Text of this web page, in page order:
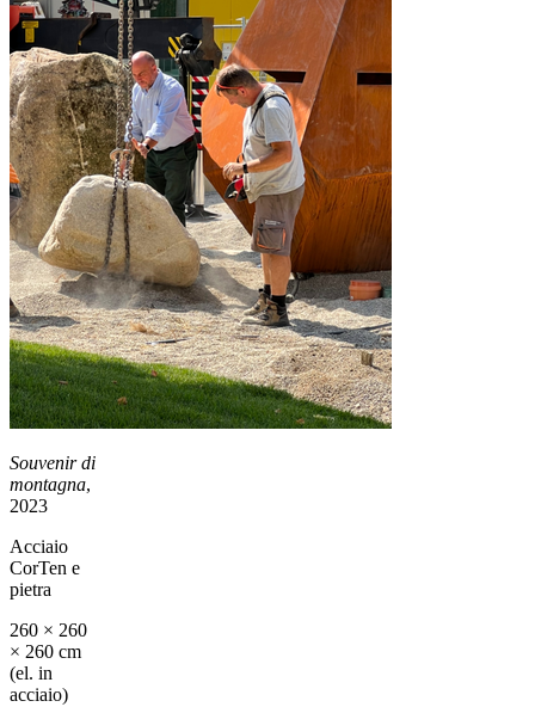
Souvenir di
montagna,
2023
Acciaio
CorTen e
pietra
260 × 260
× 260 cm
(el. in
acciaio)